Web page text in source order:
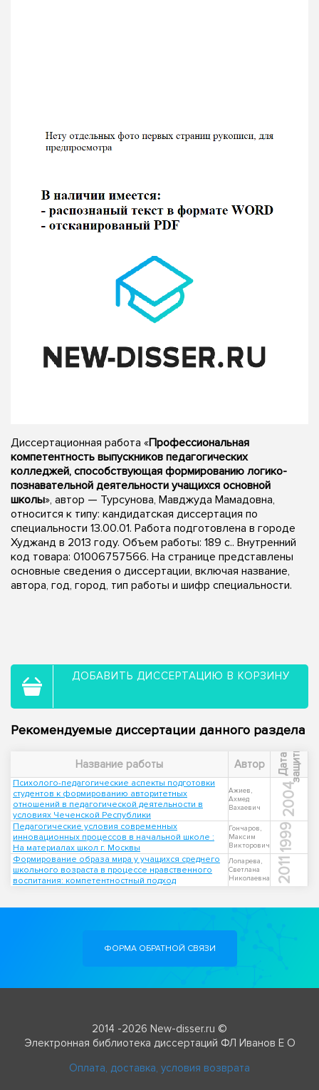
Диссертационная работа «Профессиональная
компетентность выпускников педагогических
колледжей, способствующая формированию логико-
познавательной деятельности учащихся основной
школы», автор — Турсунова, Мавджуда Мамадовна,
относится к типу: кандидатская диссертация по
специальности 13.00.01. Работа подготовлена в городе
Худжанд в 2013 году. Объем работы: 189 с.. Внутренний
код товара: 01006757566. На странице представлены
основные сведения о диссертации, включая название,
автора, год, город, тип работы и шифр специальности.
ДОБАВИТЬ ДИССЕРТАЦИЮ В КОРЗИНУ
Рекомендуемые диссертации данного раздела
Название работы Автор Д
а
т
а
з
а
щ
и
т ы
Психолого-педагогические аспекты подготовки
студентов к формированию авторитетных
отношений в педагогической деятельности в
условиях Чеченской Республики
Ажиев,
Ахмед
Вахаевич
2004
Педагогические условия современных
инновационных процессов в начальной школе :
На материалах школ г. Москвы
Гончаров,
Максим
Викторович
1999
Формирование образа мира у учащихся среднего
школьного возраста в процессе нравственного
воспитания: компетентностный подход
Лопарева,
Светлана
Николаевна
2011
ФОРМА ОБРАТНОЙ СВЯЗИ
2014 -2026 New-disser.ru ©
Электронная библиотека диссертаций ФЛ Иванов Е О
Оплата, доставка, условия возврата